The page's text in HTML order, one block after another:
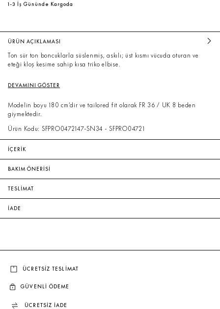
1-3 İş Gününde Kargoda
ÜRÜN AÇIKLAMASI
Ton sür ton boncuklarla süslenmiş, askılı; üst kısmı vücuda oturan ve
eteği kloş kesime sahip kısa triko elbise.
DEVAMINI GÖSTER
Modelin boyu 180 cm’dir ve tailored fit olarak FR 36 / UK 8 beden
giymektedir.
Ürün Kodu: SFPRO0472147-SN34 - SFPRO04721
İÇERİK
BAKIM ÖNERİSİ
TESLİMAT
İADE
ÜCRETSİZ TESLİMAT
GÜVENLİ ÖDEME
ÜCRETSİZ İADE